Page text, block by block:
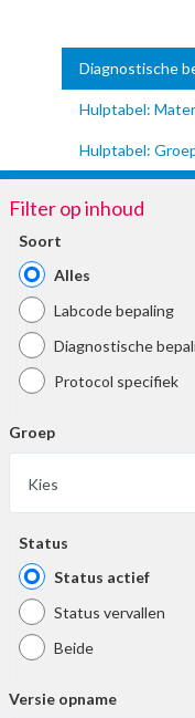
Diagnostische
Hulptabel:
Hulptabel:
Filter op inhoud
Soort
Alles
Labcode bepaling
Diagnostische
Protocol specifiek
Groep
Kies
Status
Status actief
Status vervallen
Beide
Versie opname